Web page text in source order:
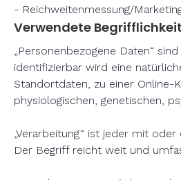
- Reichweitenmessung/
Verwendete
„Personenbezogene Daten“
identifizierbar wird eine
Standortdaten, zu einer Online-
physiologischen, genetischen,
„Verarbeitung“ ist jeder mit
Der Begriff reicht weit und